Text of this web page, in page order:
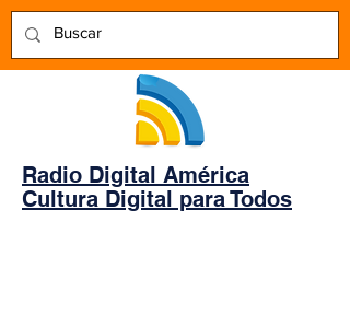
Radio Digital América
Cultura Digital para Todos